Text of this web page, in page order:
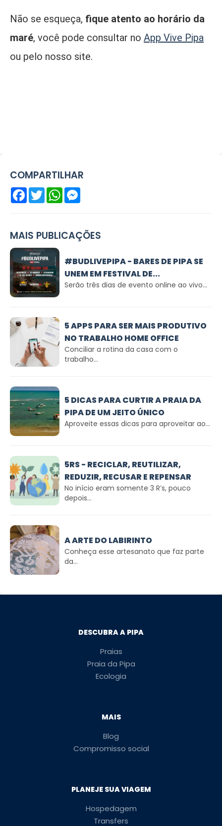
Não se esqueça, fique atento ao horário da
maré, você pode consultar no App Vive Pipa
ou pelo nosso site.
COMPARTILHAR
Facebook
TwitterWhatsApp
MAIS PUBLICAÇÕES
#BUDLIVEPIPA - BARES DE PIPA SE
UNEM EM FESTIVAL DE...
Serão três dias de evento online ao vivo...
5 APPS PARA SER MAIS PRODUTIVO
NO TRABALHO HOME OFFICE
Conciliar a rotina da casa com o
trabalho...
5 DICAS PARA CURTIR A PRAIA DA
PIPA DE UM JEITO ÚNICO
Aproveite essas dicas para aproveitar ao...
5RS - RECICLAR, REUTILIZAR,
REDUZIR, RECUSAR E REPENSAR
No início eram somente 3 R’s, pouco
depois...
A ARTE DO LABIRINTO
Conheça esse artesanato que faz parte
da...
DESCUBRA A PIPA
Praias
Praia da Pipa
Ecologia
MAIS
Blog
Compromisso social
PLANEJE SUA VIAGEM
Hospedagem
Transfers